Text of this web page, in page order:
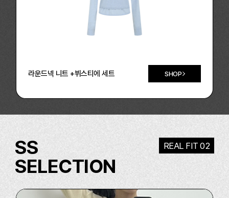
라운드넥 니트 +뷔스티에 세트 SHOP
SS
SELECTION
REAL FIT 02